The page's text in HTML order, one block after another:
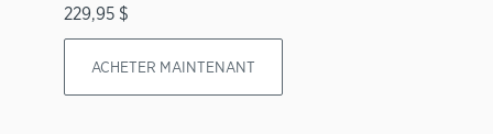
229,95 $
ACHETER MAINTENANT